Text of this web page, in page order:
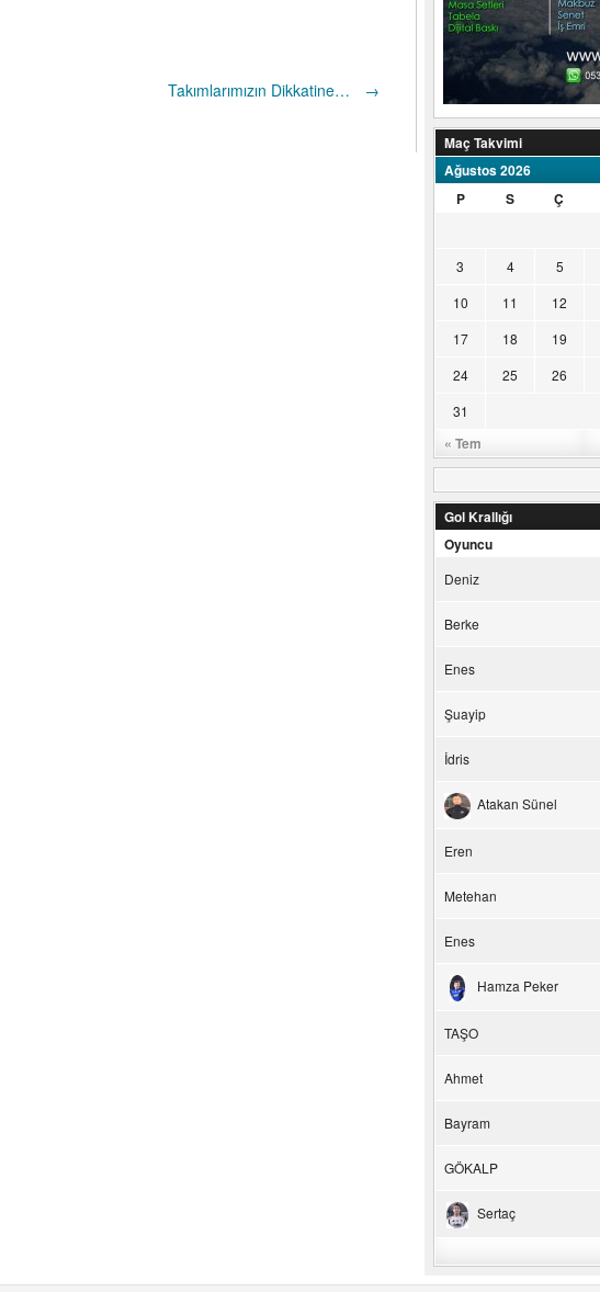
Takımlarımızın Dikkatine… →
Maç Takvimi
Ağustos 2026
P
S Ç
« Tem
3
4 5
10
11 12
17
18 19
24
25 26
31
Gol Krallığı
Oyuncu
Deniz
Berke
Enes
Şuayip
İdris
Atakan Sünel
Eren
Metehan
Enes
Hamza Peker
TAŞO
Ahmet
Bayram
GÖKALP
Sertaç